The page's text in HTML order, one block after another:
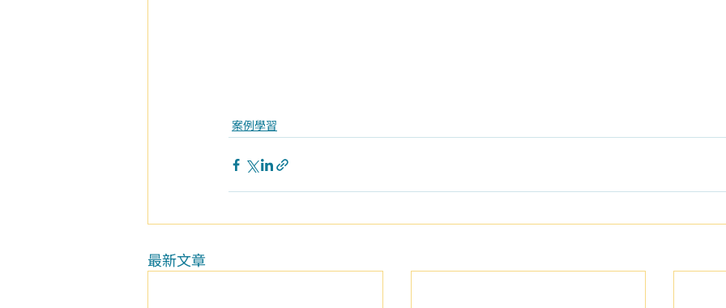
案例學習
最新文章